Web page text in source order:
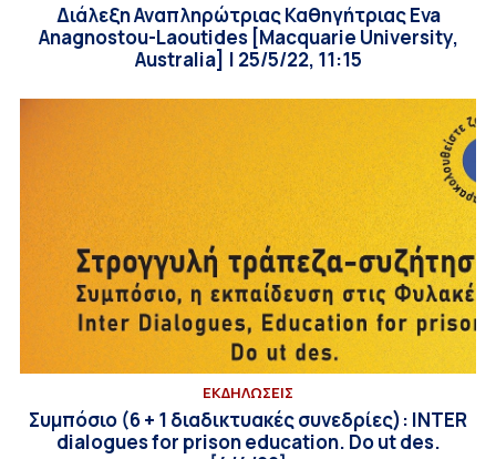
Διάλεξη Αναπληρώτριας Καθηγήτριας Eva
Anagnostou-Laoutides [Macquarie University,
Australia] | 25/5/22, 11:15
ΕΚΔΗΛΩΣΕΙΣ
Συμπόσιο (6 + 1 διαδικτυακές συνεδρίες): INTER
dialogues for prison education. Do ut des.